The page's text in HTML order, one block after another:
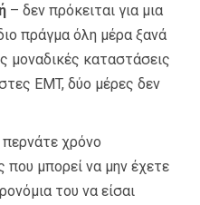
– δεν πρόκειται για μια
πράγμα όλη μέρα ξανά
μοναδικές καταστάσεις
EMT, δύο μέρες δεν
χρόνο
που μπορεί να μην έχετε
του να είσαι